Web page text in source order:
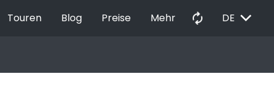
Touren Blog Preise Mehr autorenew DE EXPAND_MORE